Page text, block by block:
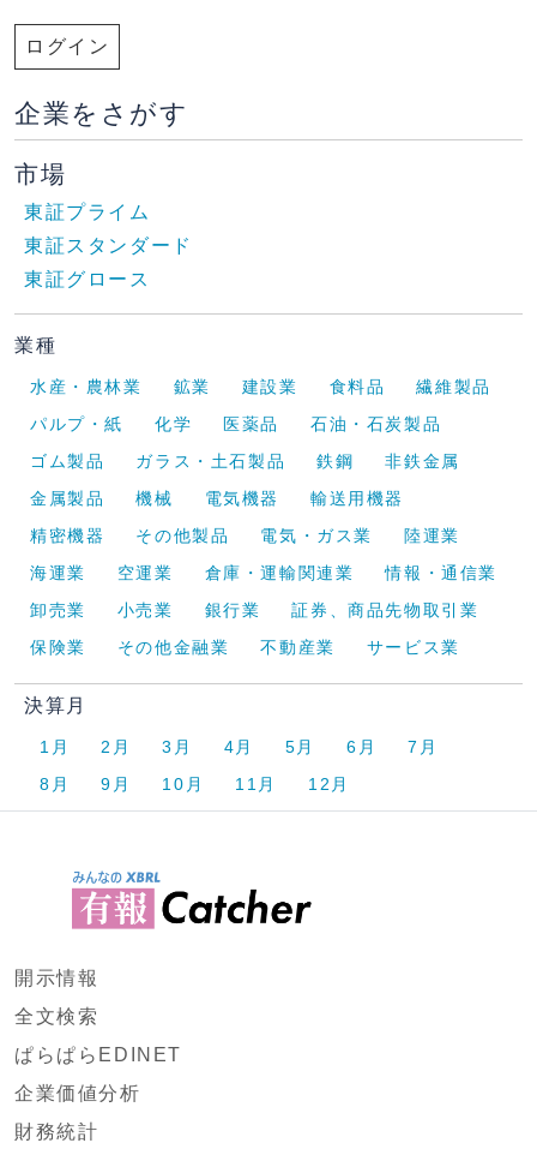
ログイン
企業をさがす
市場
東証プライム
東証スタンダード
東証グロース
業種
水産・農林業 鉱業 建設業 食料品
繊維製品
パルプ・紙
化学 医薬品
石油・石炭製品
ゴム製品
ガラス・土石製品 鉄鋼
非鉄金属
金属製品
機械 電気機器
輸送用機器
精密機器
その他製品 電気・ガス業
陸運業
海運業
空運業 倉庫・運輸関連業
情報・通信業
卸売業
小売業 銀行業
証券、商品先物取引業
保険業
その他金融業 不動産業 サービス業
決算月
1月 2月 3月 4月 5月 6月
7月
8月
9月 10月 11月 12月
開示情報
全文検索
ぱらぱらEDINET
企業価値分析
財務統計